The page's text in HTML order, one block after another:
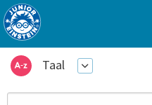
Taal